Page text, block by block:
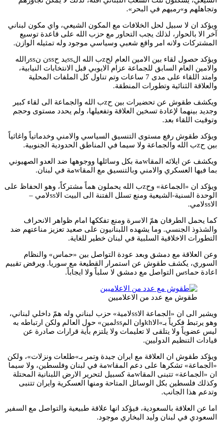
وتجاهلهم و»رميهم في البحر».
ويؤكد ان لا سبيل لحل الخلافات مع المكون الشيعي، واي مكون لبناني
آخر الا بالحوار، لذلك يجب التحاور مع حزب الله على قاعدة توسيع
المشتركات ولانه امر واقع شعبي وسياسي موجود وله تمثيله الوازن.
ويؤكد حصول لقاء بين الامين العام لحzب الله الssيد حssن نssرالله
والامين العام السابق للجماعة عزام الايوبي قبل الانتخابات النيابية،
وامتد اللقاء على مدى 7 ساعات وتم تناول كل الملفات المحلية
والعلاقة الثنائية وتطورات المنطقة.
ويكشف طقوش عن تحضيرات بين حzب الله والجماعة الى لقاء كبير
وجديد بينهما لإعادة تسخين العلاقة وتفعيلها، ولم يحدد مستوى وحجم
وتوقيت اللقاء بعد.
ويؤكد طقوش رفع مستوى التنسيق السياسي والامني وخدماتياً واغاثياً
بين حzب الله والجماعة ولا سيما في المناطق الحدودية الجنوبية.
ويكشف عن ايلائه المقاwمة بكل وسائلها ووجوهها ضد العدو الصهيوني
بما فيها العسكري والامني وبالتنسيق مع المقاwمة في لبنان.
ويؤكد ان «الجماعة» وحzب الله يحملون هماً مشتركاً، وهو الحفاظ على
الوحدة السنية-الشيعية ومنع تسلل الفتنة الى البيت الاssلامي –
الاssلامي.
كما يحمل الطرفان همّ الاسرة ومنع تفككها امام ظواهر الانحراف
والشذوذ الجنسي. وما يشهده اللبنانيون على صعيد تعزيز مناعتهم ضد
التطورات الاخلاقية السلبية في لبنان خطير للغاية.
وعن العلاقة مع دمشق وبعد عودة التواصل بين «حماس» والنظام
السوري، يكشف طقوش عن استمرار القطيعة مع سوريا. ويرفض تقييم
اعادة حماsس التواصل مع دمشق لا سلباً ولا ايجاباً.
طقوش مع عدد من الاعلاميين
ويشير الى ان «الجماعة الاssلامية» حزب لبناني وله همّ داخلي لبناني،
وهو يرتبط فكرياً بـ»الاkhوان المssلمين» حول العالم ولكن ارتباطه به
ليس عضوياً ولا يتلقى لا تعليمات ولا يلتزم بأية قرارات صادرة عن
قيادات التنظيم الدوليين.
ويؤكد طقوش ان العلاقة مع ايران جيدة وتمر بـ»طلعات ونزلات»، ولكن
«الجماعة» تشكرها على دعم المقاwمة في لبنان وفلسطين، ولا سيما
ان «الجماعة» تتبنى المقاwمة كسبيل لتحرير الارض اللبنانية المحتلة
وكذلك فلسطين بكل الوسائل المتاحة ومنها العسكرية وايران تتنبى
وتدعم هذا الجانب.
اما عن العلاقة بالسعودية، فيؤكد انها علاقة طبيعية والتواصل مع السفير
السعودي في لبنان وليد البخاري موجود.